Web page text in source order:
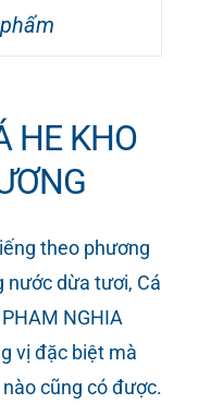
HE KHO
theo phương
nước dừa tươi, Cá
NGHIA
vị đặc biệt mà
cũng có được.